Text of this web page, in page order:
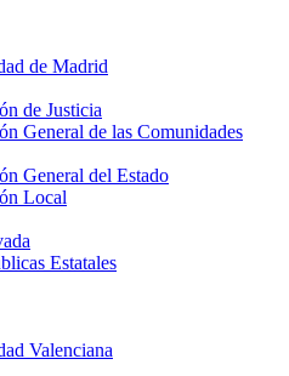
de Madrid
de Justicia
General de las Comunidades
General del Estado
Local
Estatales
Valenciana